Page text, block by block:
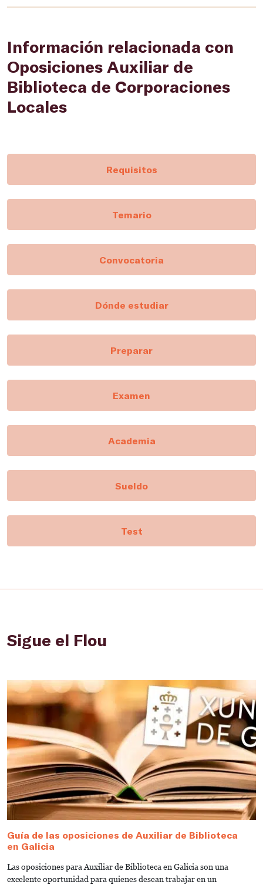
Información relacionada con
Oposiciones Auxiliar de
Biblioteca de Corporaciones
Locales
Requisitos
Temario
Convocatoria
Dónde estudiar
Preparar
Examen
Academia
Sueldo
Test
Sigue el Flou
Guía de las oposiciones de Auxiliar de Biblioteca
en Galicia
Las oposiciones para Auxiliar de Biblioteca en Galicia son una
excelente oportunidad para quienes desean trabajar en un